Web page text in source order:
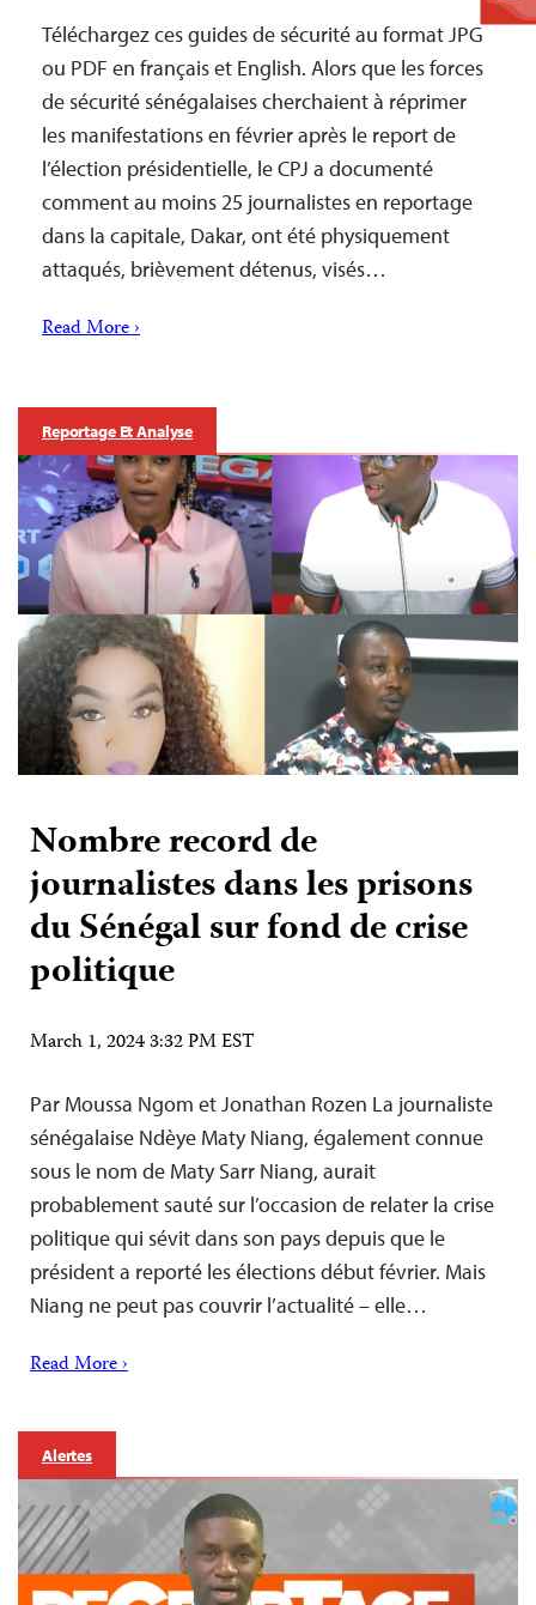
Téléchargez ces guides de sécurité au format JPG
ou PDF en français et English. Alors que les forces
de sécurité sénégalaises cherchaient à réprimer
les manifestations en février après le report de
l’élection présidentielle, le CPJ a documenté
comment au moins 25 journalistes en reportage
dans la capitale, Dakar, ont été physiquement
attaqués, brièvement détenus, visés…
Read More ›
Reportage Et Analyse
Nombre record de
journalistes dans les prisons
du Sénégal sur fond de crise
politique
March 1, 2024 3:32 PM EST
Par Moussa Ngom et Jonathan Rozen La journaliste
sénégalaise Ndèye Maty Niang, également connue
sous le nom de Maty Sarr Niang, aurait
probablement sauté sur l’occasion de relater la crise
politique qui sévit dans son pays depuis que le
président a reporté les élections début février. Mais
Niang ne peut pas couvrir l’actualité – elle…
Read More ›
Alertes